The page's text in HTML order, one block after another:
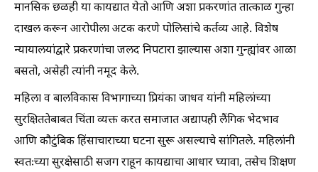
मानसिक छळही या कायद्यात येतो आणि अशा प्रकरणांत तात्काळ गुन्हा
दाखल करून आरोपीला अटक करणे पोलिसांचे कर्तव्य आहे. विशेष
न्यायालयांद्वारे प्रकरणांचा जलद निपटारा झाल्यास अशा गुन्ह्यांवर आळा
बसतो, असेही त्यांनी नमूद केले.
महिला व बालविकास विभागाच्या प्रियंका जाधव यांनी महिलांच्या
सुरक्षिततेबाबत चिंता व्यक्त करत समाजात अद्यापही लैंगिक भेदभाव
आणि कौटुंबिक हिंसाचाराच्या घटना सुरू असल्याचे सांगितले. महिलांनी
स्वतःच्या सुरक्षेसाठी सजग राहून कायद्याचा आधार घ्यावा, तसेच शिक्षण